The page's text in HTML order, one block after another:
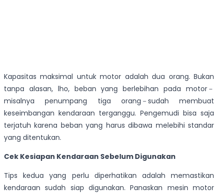
Kapasitas maksimal untuk motor adalah dua orang. Bukan
tanpa alasan, lho, beban yang berlebihan pada motor－
misalnya penumpang tiga orang－sudah membuat
keseimbangan kendaraan terganggu. Pengemudi bisa saja
terjatuh karena beban yang harus dibawa melebihi standar
yang ditentukan.
Cek Kesiapan Kendaraan Sebelum Digunakan
Tips kedua yang perlu diperhatikan adalah memastikan
kendaraan sudah siap digunakan. Panaskan mesin motor